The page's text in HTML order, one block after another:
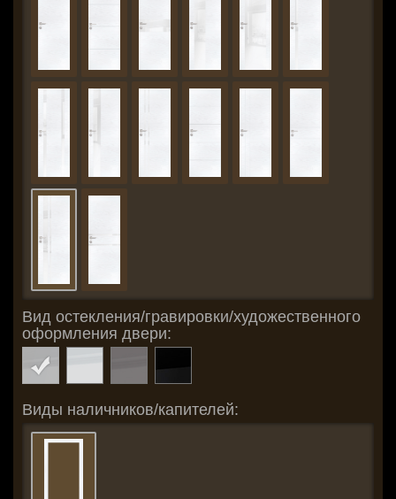
Вид остекления/гравировки/художественного
оформления двери:
Виды наличников/капителей: